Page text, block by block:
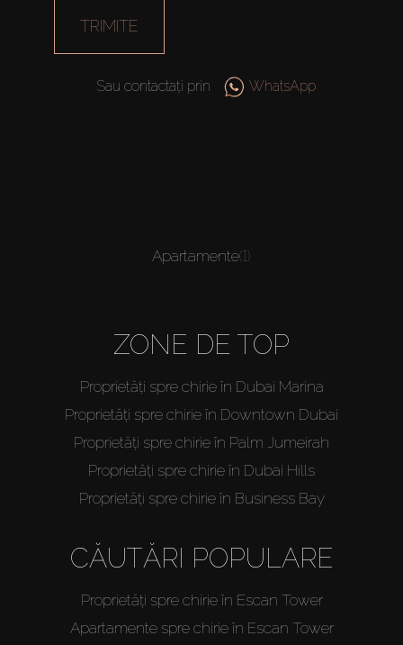
TRIMITE
Sau contactați prin WhatsApp
Apartamente(1)
ZONE DE TOP
Proprietăți spre chirie în Dubai Marina
Proprietăți spre chirie în Downtown Dubai
Proprietăți spre chirie în Palm Jumeirah
Proprietăți spre chirie în Dubai Hills
Proprietăți spre chirie în Business Bay
CĂUTĂRI POPULARE
Proprietăți spre chirie în Escan Tower
Apartamente spre chirie în Escan Tower